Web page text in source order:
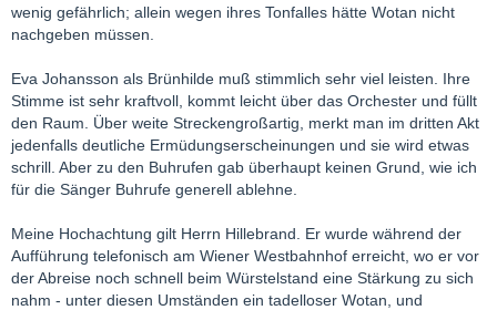
wenig gefährlich; allein wegen ihres Tonfalles hätte Wotan nicht
nachgeben müssen.
Eva Johansson als Brünhilde muß stimmlich sehr viel leisten. Ihre
Stimme ist sehr kraftvoll, kommt leicht über das Orchester und füllt
den Raum. Über weite Streckengroßartig, merkt man im dritten Akt
jedenfalls deutliche Ermüdungserscheinungen und sie wird etwas
schrill. Aber zu den Buhrufen gab überhaupt keinen Grund, wie ich
für die Sänger Buhrufe generell ablehne.
Meine Hochachtung gilt Herrn Hillebrand. Er wurde während der
Aufführung telefonisch am Wiener Westbahnhof erreicht, wo er vor
der Abreise noch schnell beim Würstelstand eine Stärkung zu sich
nahm - unter diesen Umständen ein tadelloser Wotan, und